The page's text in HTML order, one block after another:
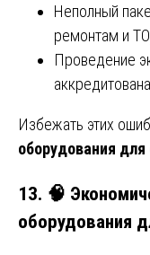
Неполный
ремонтам и
Проведение
Избежать этих
оборудования для
13. 🧠
оборудования